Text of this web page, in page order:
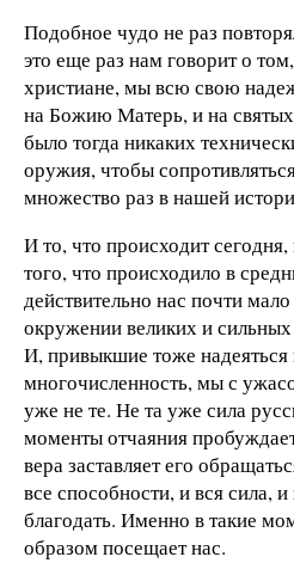
Подобное чудо не раз
это еще раз нам говорит о
христиане, мы всю свою
на Божию Матерь, и на
было тогда никаких
оружия, чтобы
множество раз в нашей
И то, что происходит
того, что происходило в
действительно нас почти
окружении великих и
И, привыкшие тоже
многочисленность, мы с
уже не те. Не та уже сила
моменты отчаяния
вера заставляет его
все способности, и вся сила,
благодать. Именно в такие
образом посещает нас.